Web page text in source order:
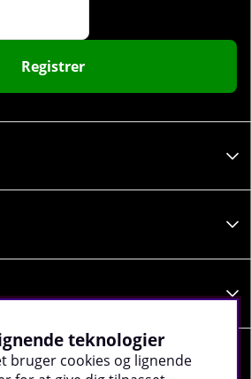
Registrer
teknologier
bruger cookies og lignende